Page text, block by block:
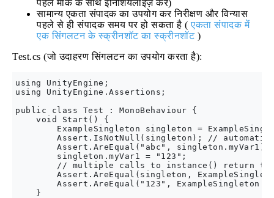
पहले मॉक के साथ इनिशियलाइज़ करें)
सामान्य एकता संपादक का उपयोग कर निरीक्षण और विन्यास
पहले से ही संपादक समय पर हो सकता है (एकता संपादक में
एक सिंगलटन के स्क्रीनशॉट का स्क्रीनशॉट)
Test.cs (जो उदाहरण सिंगलटन का उपयोग करता है):
using UnityEngine;
using UnityEngine.Assertions;
public class Test : MonoBehaviour {
    void Start() {
ExampleSingleton singleton =
Assert.IsNotNull(singleton); //
        Assert.AreEqual("abc", singleton.myVar1);
        singleton.myVar1 = "123";
// multiple calls to instance() return
Assert.AreEqual(singleton,
Assert.AreEqual("123",
    }